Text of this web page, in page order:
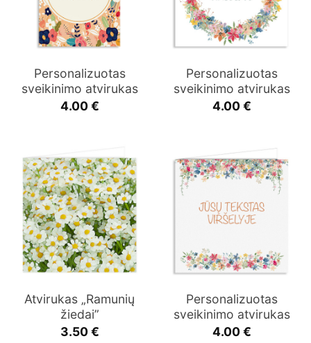
Personalizuotas
sveikinimo atvirukas
4.00€
Personalizuotas
sveikinimo atvirukas
4.00€
Atvirukas „Ramunių
žiedai”
3.50€
Personalizuotas
sveikinimo atvirukas
4.00€